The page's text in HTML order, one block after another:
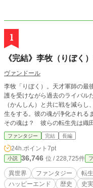
1
《完結》李牧（りぼく
ヴァンドール
李牧「りぼく）。天才軍師の最
護を受けながら過去のライバル
（かんしん）と共に戦を減ら
生をする。彼の魂が浄化され
その魂は？ 彼らの転生先は織
に劉恒、後に文帝と呼ばれる皇
勝てると証明した男。
ファンタジー 完結 長編
24h.ポイント 7pt
小説 36,746 位 / 228,725件
異世界 ファンタジー 転生
ハッピーエンド
歴史 史実